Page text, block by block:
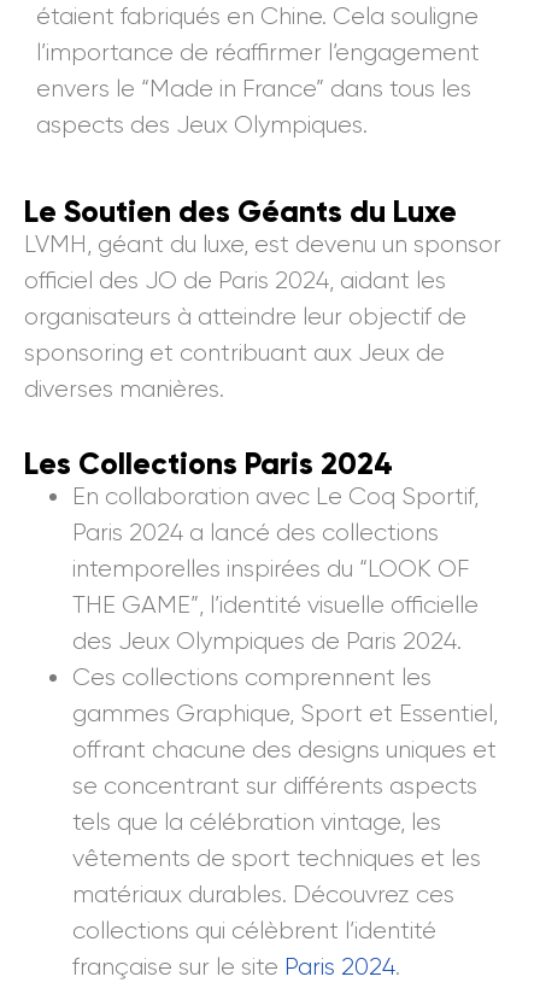
étaient fabriqués en Chine. Cela souligne
l’importance de réaffirmer l’engagement
envers le “Made in France” dans tous les
aspects des Jeux Olympiques.
Le Soutien des Géants du Luxe
LVMH, géant du luxe, est devenu un sponsor
officiel des JO de Paris 2024, aidant les
organisateurs à atteindre leur objectif de
sponsoring et contribuant aux Jeux de
diverses manières.
Les Collections Paris 2024
En collaboration avec Le Coq Sportif,
Paris 2024 a lancé des collections
intemporelles inspirées du “LOOK OF
THE GAME”, l’identité visuelle officielle
des Jeux Olympiques de Paris 2024.
Ces collections comprennent les
gammes Graphique, Sport et Essentiel,
offrant chacune des designs uniques et
se concentrant sur différents aspects
tels que la célébration vintage, les
vêtements de sport techniques et les
matériaux durables. Découvrez ces
collections qui célèbrent l’identité
française sur le site Paris 2024.